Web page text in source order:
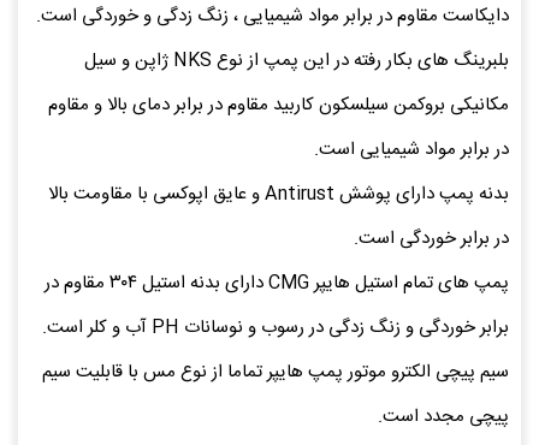
دایکاست مقاوم در برابر مواد شیمیایی ، زنگ زدگی و خوردگی است.
بلبرینگ های بکار رفته در این پمپ از نوع NKS ژاپن و سیل
مکانیکی بروکمن سیلسکون کاربید مقاوم در برابر دمای بالا و مقاوم
در برابر مواد شیمیایی است.
بدنه پمپ دارای پوشش Antirust و عایق اپوکسی با مقاومت بالا
در برابر خوردگی است.
پمپ های تمام استیل هایپر CMG دارای بدنه استیل ۳۰۴ مقاوم در
برابر خوردگی و زنگ زدگی در رسوب و نوسانات PH آب و کلر است.
سیم پیچی الکترو موتور پمپ هایپر تماما از نوع مس با قابلیت سیم
پیچی مجدد است.